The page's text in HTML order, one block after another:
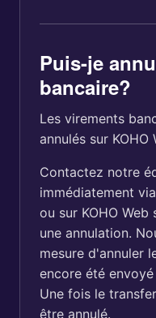
Puis-je
bancaire?
Les virements
annulés sur
Contactez notre
immédiatement
ou sur KOHO
une annulation.
mesure d'annuler
encore été
Une fois le
être annulé.